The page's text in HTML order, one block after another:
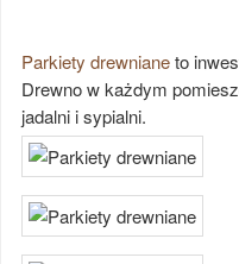
Parkiety drewnianeto
Drewno w każdym
jadalni i sypialni.